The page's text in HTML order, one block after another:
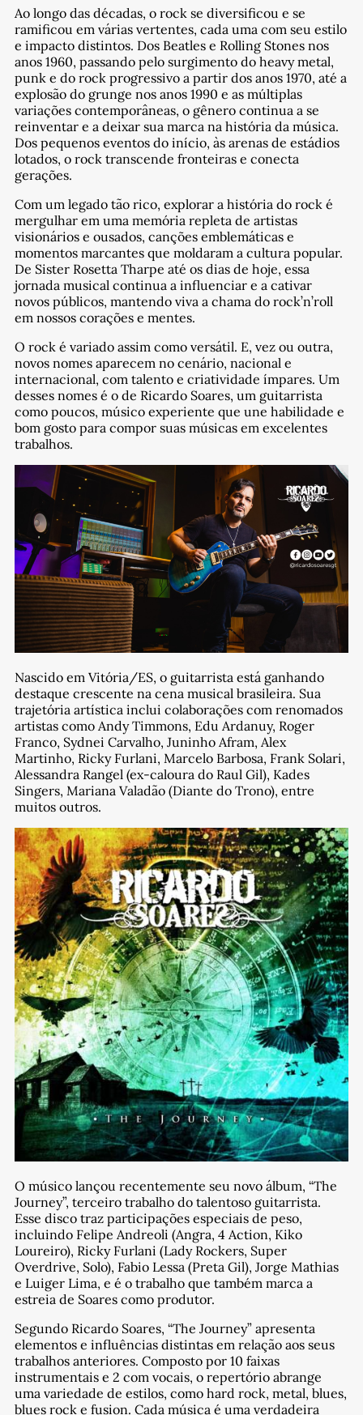
Ao longo das décadas, o rock se diversificou e se
ramificou em várias vertentes, cada uma com seu estilo
e impacto distintos. Dos Beatles e Rolling Stones nos
anos 1960, passando pelo surgimento do heavy metal,
punk e do rock progressivo a partir dos anos 1970, até a
explosão do grunge nos anos 1990 e as múltiplas
variações contemporâneas, o gênero continua a se
reinventar e a deixar sua marca na história da música.
Dos pequenos eventos do início, às arenas de estádios
lotados, o rock transcende fronteiras e conecta
gerações.
Com um legado tão rico, explorar a história do rock é
mergulhar em uma memória repleta de artistas
visionários e ousados, canções emblemáticas e
momentos marcantes que moldaram a cultura popular.
De Sister Rosetta Tharpe até os dias de hoje, essa
jornada musical continua a influenciar e a cativar
novos públicos, mantendo viva a chama do rock’n’roll
em nossos corações e mentes.
O rock é variado assim como versátil. E, vez ou outra,
novos nomes aparecem no cenário, nacional e
internacional, com talento e criatividade ímpares. Um
desses nomes é o de Ricardo Soares, um guitarrista
como poucos, músico experiente que une habilidade e
bom gosto para compor suas músicas em excelentes
trabalhos.
Nascido em Vitória/ES, o guitarrista está ganhando
destaque crescente na cena musical brasileira. Sua
trajetória artística inclui colaborações com renomados
artistas como Andy Timmons, Edu Ardanuy, Roger
Franco, Sydnei Carvalho, Juninho Afram, Alex
Martinho, Ricky Furlani, Marcelo Barbosa, Frank Solari,
Alessandra Rangel (ex-caloura do Raul Gil), Kades
Singers, Mariana Valadão (Diante do Trono), entre
muitos outros.
O músico lançou recentemente seu novo álbum, “The
Journey”, terceiro trabalho do talentoso guitarrista.
Esse disco traz participações especiais de peso,
incluindo Felipe Andreoli (Angra, 4 Action, Kiko
Loureiro), Ricky Furlani (Lady Rockers, Super
Overdrive, Solo), Fabio Lessa (Preta Gil), Jorge Mathias
e Luiger Lima, e é o trabalho que também marca a
estreia de Soares como produtor.
Segundo Ricardo Soares, “The Journey” apresenta
elementos e influências distintas em relação aos seus
trabalhos anteriores. Composto por 10 faixas
instrumentais e 2 com vocais, o repertório abrange
uma variedade de estilos, como hard rock, metal, blues,
blues rock e fusion. Cada música é uma verdadeira